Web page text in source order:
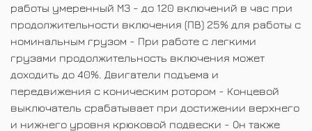
работы умеренный М3 - до 120 включений в час при
продолжительности включения (ПВ) 25% для работы с
номинальным грузом - При работе с легкими
грузами продолжительность включения может
доходить до 40%. Двигатели подъема и
передвижения с коническим ротором - Концевой
выключатель срабатывает при достижении верхнего
и нижнего уровня крюковой подвески - Он также